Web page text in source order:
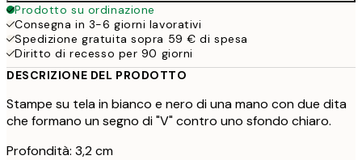
Prodotto su ordinazione
Consegna in 3-6 giorni lavorativi
Spedizione gratuita sopra 59 € di spesa
Diritto di recesso per 90 giorni
DESCRIZIONE DEL PRODOTTO
Stampe su tela in bianco e nero di una mano con due dita
che formano un segno di "V" contro uno sfondo chiaro.
Profondità: 3,2 cm